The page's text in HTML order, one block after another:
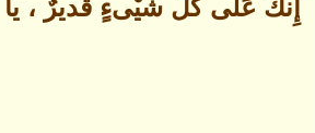
إِنكَ عَلى كُلِّ شَيْىءٍ قديرٌ ، يا